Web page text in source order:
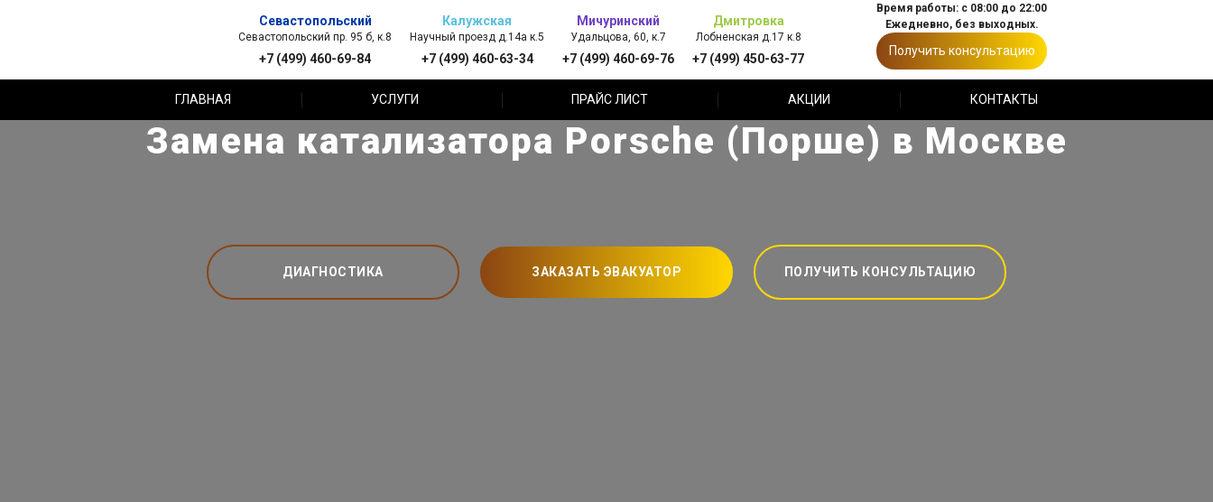
Севастопольский
Севастопольский пр. 95 б, к.8
+7 (499) 460-69-84
Калужская
Научный проезд д.14а к.5
+7 (499) 460-63-34
Мичуринский
Удальцова, 60, к.7
+7 (499) 460-69-76
Дмитровка
Лобненская д.17 к.8
+7 (499) 450-63-77
Время работы: с 08:00 до 22:00
Ежедневно, без выходных.
Получить консультацию
ГЛАВНАЯ УСЛУГИ ПРАЙС ЛИСТ АКЦИИ КОНТАКТЫ
Замена катализатора Porsche (Порше) в Москве
ДИАГНОСТИКА ЗАКАЗАТЬ ЭВАКУАТОР ПОЛУЧИТЬ КОНСУЛЬТАЦИЮ